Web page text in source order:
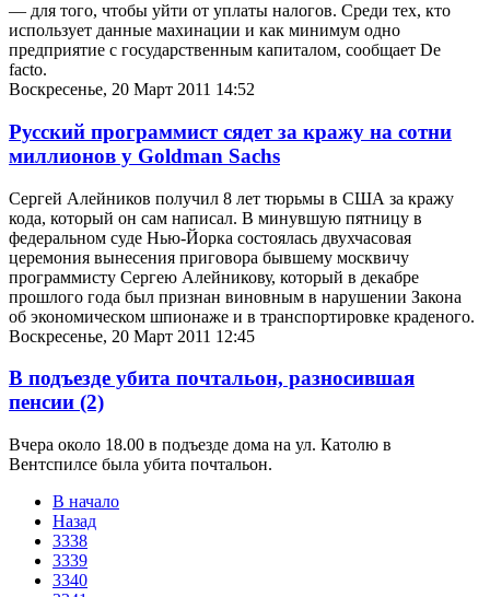
— для того, чтобы уйти от уплаты налогов. Среди тех, кто
использует данные махинации и как минимум одно
предприятие с государственным капиталом, сообщает De
facto.
Воскресенье, 20 Март 2011 14:52
Русский программист сядет за кражу на сотни
миллионов у Goldman Sachs
Сергей Алейников получил 8 лет тюрьмы в США за кражу
кода, который он сам написал. В минувшую пятницу в
федеральном суде Нью-Йорка состоялась двухчасовая
церемония вынесения приговора бывшему москвичу
программисту Сергею Алейникову, который в декабре
прошлого года был признан виновным в нарушении Закона
об экономическом шпионаже и в транспортировке краденого.
Воскресенье, 20 Март 2011 12:45
В подъезде убита почтальон, разносившая
пенсии (2)
Вчера около 18.00 в подъезде дома на ул. Католю в
Вентспилсе была убита почтальон.
В начало
Назад
3338
3339
3340